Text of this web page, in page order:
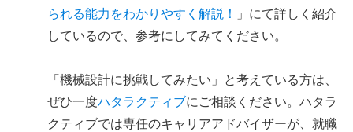
られる能力をわかりやすく解説！
」にて詳しく紹介
しているので、参考にしてみてください。
「機械設計に挑戦してみたい」と考えている方は、
ぜひ一度ハタラクティブにご相談ください。ハタラ
クティブでは専任のキャリアアドバイザーが、就職